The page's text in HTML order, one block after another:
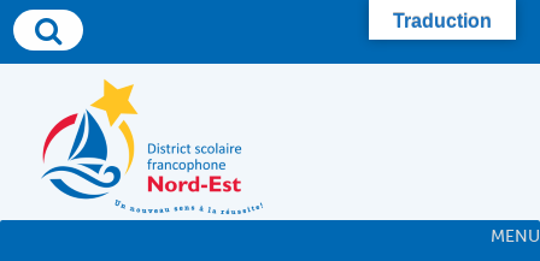
Skip
to
content
MENU
Traduction